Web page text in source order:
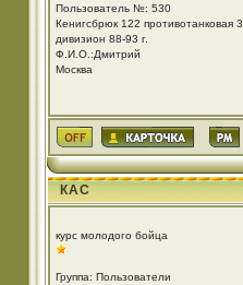
Пользователь №: 530
Кенигсбрюк 122 противотанковая 3
дивизион 88-93 г.
Ф.И.О.:Дмитрий
Москва
КАС
курс молодого бойца
Группа: Пользователи